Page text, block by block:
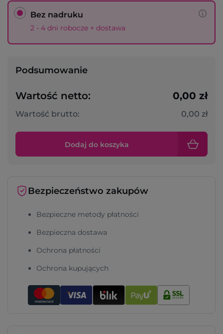
Bez nadruku
2 - 4 dni robocze + dostawa
Podsumowanie
Wartość netto: 0,00 zł
Wartość brutto: 0,00 zł
Dodaj do koszyka
Bezpieczeństwo zakupów
Bezpieczne metody płatności
Bezpieczna dostawa
Ochrona płatności
Ochrona kupujących